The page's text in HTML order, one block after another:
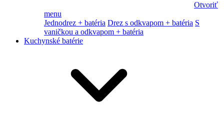
Otvoriť
menu
Jednodrez + batéria Drez s odkvapom + batéria S
vaničkou a odkvapom + batéria
Kuchynské batérie